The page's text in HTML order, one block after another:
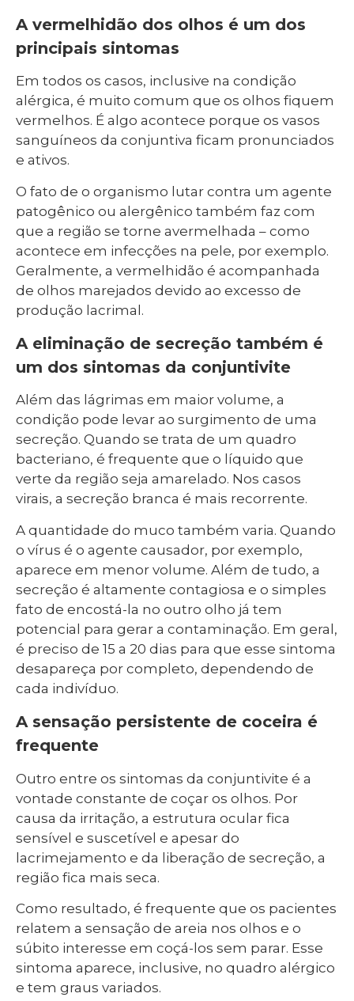
A vermelhidão dos olhos é um dos
principais sintomas
Em todos os casos, inclusive na condição
alérgica, é muito comum que os olhos fiquem
vermelhos. É algo acontece porque os vasos
sanguíneos da conjuntiva ficam pronunciados
e ativos.
O fato de o organismo lutar contra um agente
patogênico ou alergênico também faz com
que a região se torne avermelhada – como
acontece em infecções na pele, por exemplo.
Geralmente, a vermelhidão é acompanhada
de olhos marejados devido ao excesso de
produção lacrimal.
A eliminação de secreção também é
um dos sintomas da conjuntivite
Além das lágrimas em maior volume, a
condição pode levar ao surgimento de uma
secreção. Quando se trata de um quadro
bacteriano, é frequente que o líquido que
verte da região seja amarelado. Nos casos
virais, a secreção branca é mais recorrente.
A quantidade do muco também varia. Quando
o vírus é o agente causador, por exemplo,
aparece em menor volume. Além de tudo, a
secreção é altamente contagiosa e o simples
fato de encostá-la no outro olho já tem
potencial para gerar a contaminação. Em geral,
é preciso de 15 a 20 dias para que esse sintoma
desapareça por completo, dependendo de
cada indivíduo.
A sensação persistente de coceira é
frequente
Outro entre os sintomas da conjuntivite é a
vontade constante de coçar os olhos. Por
causa da irritação, a estrutura ocular fica
sensível e suscetível e apesar do
lacrimejamento e da liberação de secreção, a
região fica mais seca.
Como resultado, é frequente que os pacientes
relatem a sensação de areia nos olhos e o
súbito interesse em coçá-los sem parar. Esse
sintoma aparece, inclusive, no quadro alérgico
e tem graus variados.